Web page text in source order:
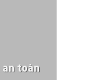
an toàn